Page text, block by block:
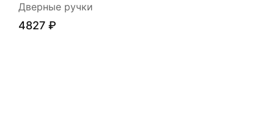
Дверные ручки
4827 ₽